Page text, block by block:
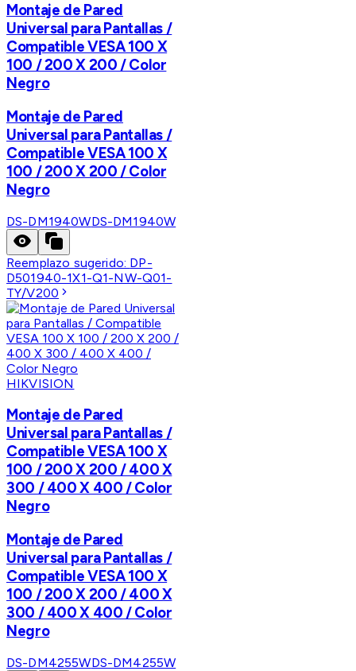
Montaje de Pared
Universal para Pantallas /
Compatible VESA 100 X
100 / 200 X 200 / Color
Negro
Montaje de Pared
Universal para Pantallas /
Compatible VESA 100 X
100 / 200 X 200 / Color
Negro
DS-DM1940WDS-DM1940W
Reemplazo sugerido: DP-
D501940-1X1-Q1-NW-Q01-
TY/V200
HIKVISION
Montaje de Pared
Universal para Pantallas /
Compatible VESA 100 X
100 / 200 X 200 / 400 X
300 / 400 X 400 / Color
Negro
Montaje de Pared
Universal para Pantallas /
Compatible VESA 100 X
100 / 200 X 200 / 400 X
300 / 400 X 400 / Color
Negro
DS-DM4255WDS-DM4255W